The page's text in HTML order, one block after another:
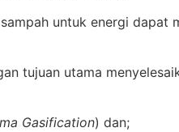
untuk energi dapat
tujuan utama
Gasification) dan;